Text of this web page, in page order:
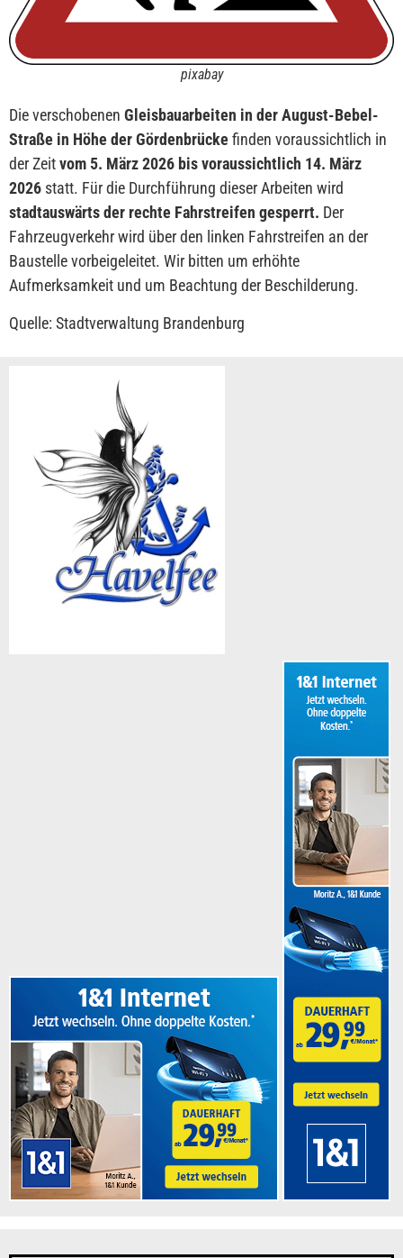
pixabay
Die verschobenen Gleisbauarbeiten in der August-Bebel-
Straße in Höhe der Gördenbrücke finden voraussichtlich in
der Zeitvom 5. März 2026 bis voraussichtlich 14. März
2026 statt. Für die Durchführung dieser Arbeiten wird
stadtauswärts der rechte Fahrstreifen gesperrt. Der
Fahrzeugverkehr wird über den linken Fahrstreifen an der
Baustelle vorbeigeleitet. Wir bitten um erhöhte
Aufmerksamkeit und um Beachtung der Beschilderung.
Quelle: Stadtverwaltung Brandenburg